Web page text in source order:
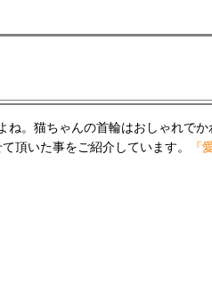
。猫ちゃんの首輪はおしゃれで
頂いた事をご紹介しています。
『